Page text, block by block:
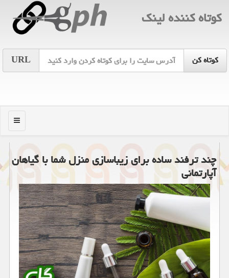
كوتاه كننده لینك
URL
منو
چند ترفند ساده برای زیباسازی منزل شما با گیاهان
آپارتمانی